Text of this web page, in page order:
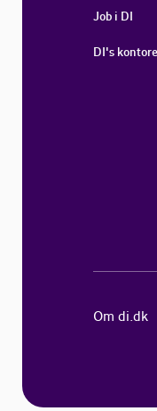
Job i DI
DI's
Om di.dk